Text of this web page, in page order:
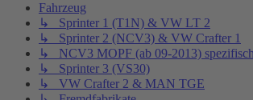
Fahrzeug
↳ Sprinter 1 (T1N) & VW LT 2
↳ Sprinter 2 (NCV3) & VW Crafter 1
↳ NCV3 MOPF (ab 09-2013)
↳ Sprinter 3 (VS30)
↳ VW Crafter 2 & MAN TGE